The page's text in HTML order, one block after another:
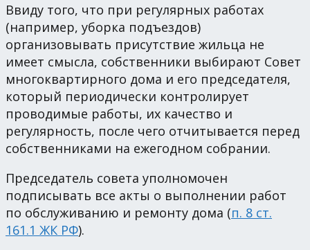
Ввиду того, что при регулярных работах
(например, уборка подъездов)
организовывать присутствие жильца не
имеет смысла, собственники выбирают Совет
многоквартирного дома и его председателя,
который периодически контролирует
проводимые работы, их качество и
регулярность, после чего отчитывается перед
собственниками на ежегодном собрании.
Председатель совета уполномочен
подписывать все акты о выполнении работ
по обслуживанию и ремонту дома (п. 8 ст.
161.1 ЖК РФ).